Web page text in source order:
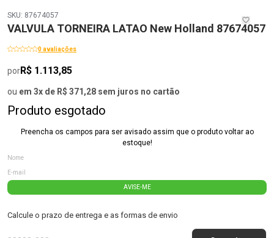
SKU: 87674057
VALVULA TORNEIRA LATAO New Holland 87674057
0 avaliações
porR$ 1.113,85
ou em 3x de R$ 371,28 sem juros no cartão
Produto esgotado
Preencha os campos para ser avisado assim que o produto voltar ao
estoque!
AVISE-ME
Calcule o prazo de entrega e as formas de envio